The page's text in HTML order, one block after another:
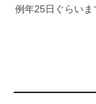
例年25日ぐらい